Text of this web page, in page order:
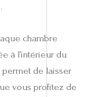
chambre
à l’intérieur du
permet de laisser
vous profitez de